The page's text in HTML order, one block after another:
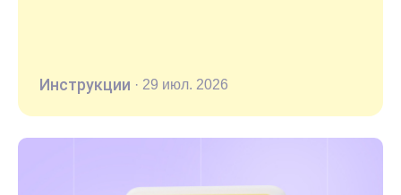
Инструкции · 29 июл. 2026